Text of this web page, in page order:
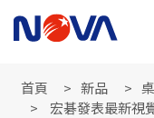
首頁 新品
宏碁發表最新視